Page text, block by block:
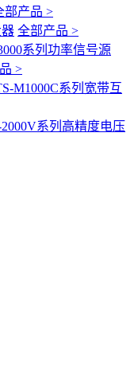
部产品 >
全部产品 >
系列功率信号源
>
M1000C系列宽带互
2000V系列高精度电压